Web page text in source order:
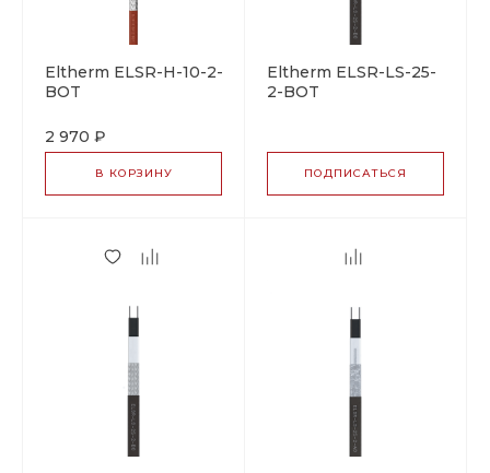
Eltherm ELSR-H-10-2-
BOT
греющий кабель
2 970 ₽
В КОРЗИНУ
Eltherm ELSR-LS-25-
2-BOT
ПОДПИСАТЬСЯ